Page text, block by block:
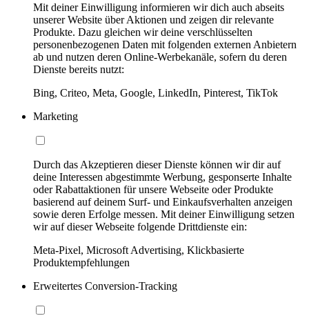
Mit deiner Einwilligung informieren wir dich auch abseits
unserer Website über Aktionen und zeigen dir relevante
Produkte. Dazu gleichen wir deine verschlüsselten
personenbezogenen Daten mit folgenden externen Anbietern
ab und nutzen deren Online-Werbekanäle, sofern du deren
Dienste bereits nutzt:
Bing, Criteo, Meta, Google, LinkedIn, Pinterest, TikTok
Marketing
Durch das Akzeptieren dieser Dienste können wir dir auf
deine Interessen abgestimmte Werbung, gesponserte Inhalte
oder Rabattaktionen für unsere Webseite oder Produkte
basierend auf deinem Surf- und Einkaufsverhalten anzeigen
sowie deren Erfolge messen. Mit deiner Einwilligung setzen
wir auf dieser Webseite folgende Drittdienste ein:
Meta-Pixel, Microsoft Advertising, Klickbasierte
Produktempfehlungen
Erweitertes Conversion-Tracking